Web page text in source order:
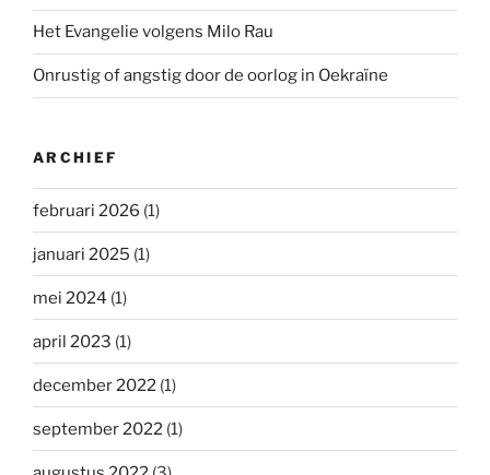
Het Evangelie volgens Milo Rau
Onrustig of angstig door de oorlog in Oekraïne
ARCHIEF
februari 2026 (1)
januari 2025 (1)
mei 2024 (1)
april 2023 (1)
december 2022 (1)
september 2022 (1)